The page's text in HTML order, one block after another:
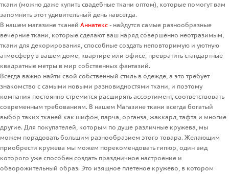
ткани (можно даже купить свадебные ткани оптом), которые помогут вам
запомнить этот удивительный день навсегда.
В нашем магазине тканей Аннатекс - найдутся самые разнообразные
вечерние ткани, которые сделают ваш наряд совершенно неотразимым,
ткани для декорирования, способные создать неповторимую и уютную
атмосферу в вашем доме, квартире или офисе, превратить стандартные
квадратные метры в мир собственных фантазий.
Всегда важно найти свой собственный стиль в одежде, а это требует
знакомство с самыми новыми разновидностями ткани, и поэтому
компания постоянно стремится расширять ассортимент, соответствовать
современным требованиям. В нашем Магазине ткани всегда богатый
выбор таких тканей как шифон, парча, органза, жаккард, тафта и многие
другие. Для покупателей, которым по душе различные кружева, мы
можем порадовать большим разнообразием этого товара. Желающим
приобрести кружева мы можем порекомендовать гипюр, один вид
которого уже способен создать праздничное настроение и
обворожительный образ. Это изящное плетеное кружево, в котором